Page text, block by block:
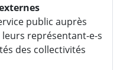
public auprès
représentant-e-s
des collectivités